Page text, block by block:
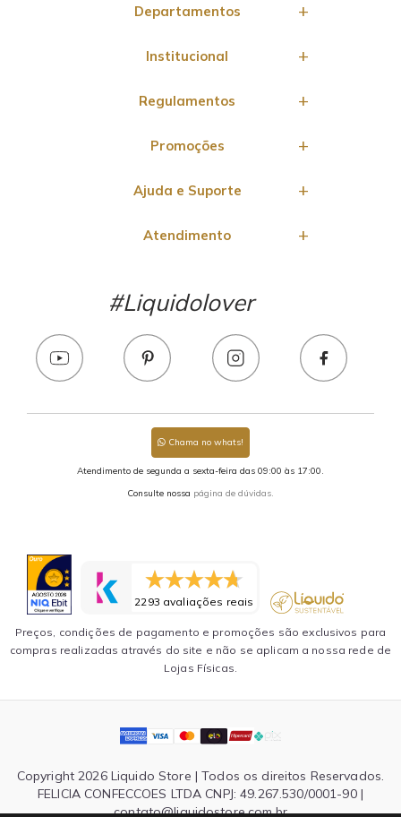
Departamentos
Institucional
Regulamentos
Promoções
Ajuda e Suporte
Atendimento
#Liquidolover
Chama no whats!
Atendimento de segunda a sexta-feira das 09:00 às 17:00.
Consulte nossa página de dúvidas.
2293 avaliações reais
Preços, condições de pagamento e promoções são exclusivos para
compras realizadas através do site e não se aplicam a nossa rede de
Lojas Físicas.
Copyright 2026 Liquido Store | Todos os direitos Reservados.
FELICIA CONFECCOES LTDA CNPJ: 49.267.530/0001-90 |
contato@liquidostore.com.br